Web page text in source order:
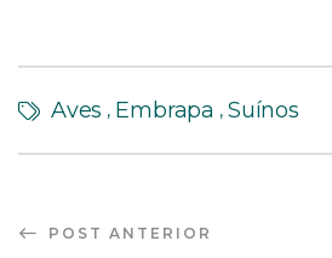
Aves , Embrapa , Suínos
POST ANTERIOR